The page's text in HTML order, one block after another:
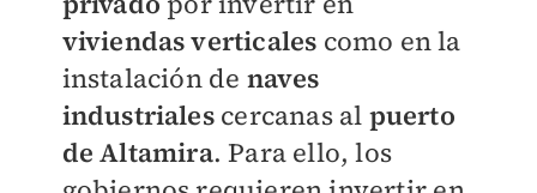
viviendas verticales como en la
instalación de naves
industrialescercanas al puerto
de Altamira. Para ello, los